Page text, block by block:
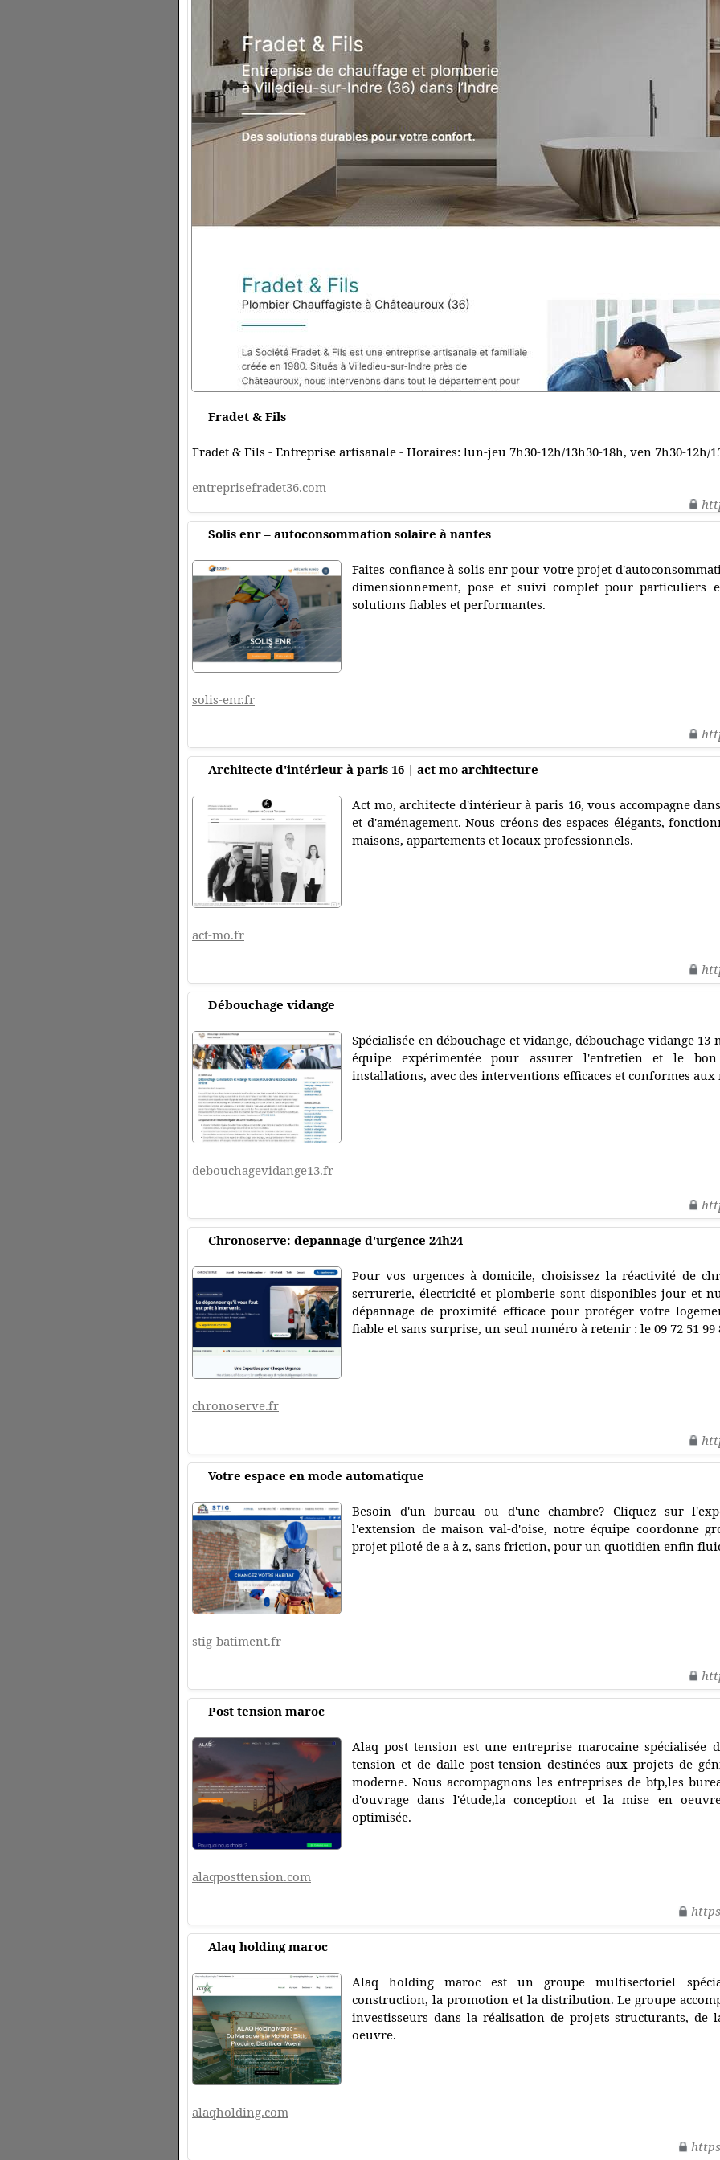
Fradet & Fils
Fradet & Fils - Entreprise artisanale - Horaires: lun-jeu 7h30-12h/13h30-18h, ven 7h30-12h/
entreprisefradet36.com
Solis enr – autoconsommation solaire à nantes
Faites confiance à solis enr pour votre projet
dimensionnement, pose et suivi complet pour particuliers
solutions fiables et performantes.
solis-enr.fr
Architecte d'intérieur à paris 16 | act mo architecture
Act mo, architecte d'intérieur à paris 16, vous accompagne
et d'aménagement. Nous créons des espaces élégants,
maisons, appartements et locaux professionnels.
act-mo.fr
Débouchage vidange
Spécialisée en débouchage et vidange, débouchage vidange
équipe expérimentée pour assurer l'entretien et le
installations, avec des interventions efficaces et conformes aux
debouchagevidange13.fr
Chronoserve: depannage d'urgence 24h24
Pour vos urgences à domicile, choisissez la réactivité de
serrurerie, électricité et plomberie sont disponibles jour et
dépannage de proximité efficace pour protéger votre
fiable et sans surprise, un seul numéro à retenir : le 09 72 51 99
chronoserve.fr
Votre espace en mode automatique
Besoin d'un bureau ou d'une chambre? Cliquez sur
l'extension de maison val-d'oise, notre équipe coordonne
projet piloté de a à z, sans friction, pour un quotidien enfin
stig-batiment.fr
Post tension maroc
Alaq post tension est une entreprise marocaine spécialisée
tension et de dalle post-tension destinées aux projets de
moderne. Nous accompagnons les entreprises de btp,les
d'ouvrage dans l'étude,la conception et la mise en
optimisée.
alaqposttension.com
https
Alaq holding maroc
Alaq holding maroc est un groupe multisectoriel
construction, la promotion et la distribution. Le groupe
investisseurs dans la réalisation de projets structurants, de
oeuvre.
alaqholding.com
https